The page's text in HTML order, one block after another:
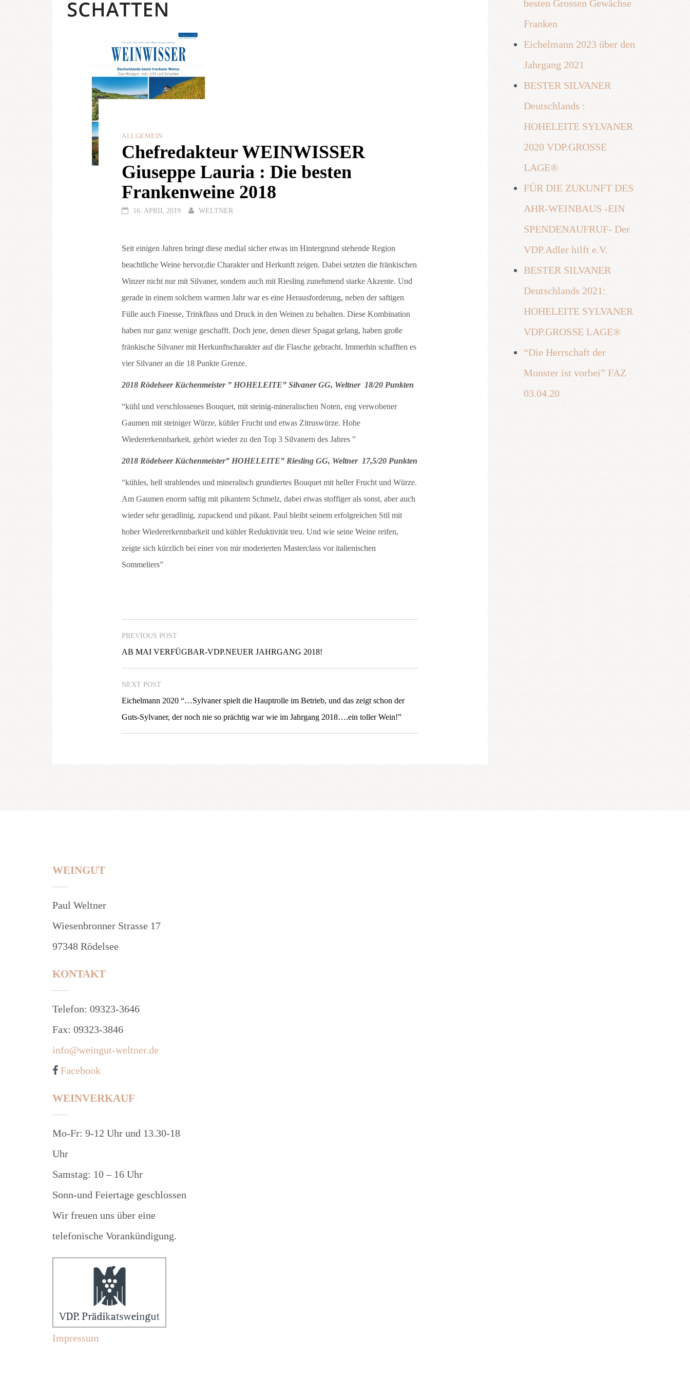
ALLGEMEIN
Chefredakteur WEINWISSER
Giuseppe Lauria : Die besten
Frankenweine 2018
16. APRIL 2019 WELTNER
Seit einigen Jahren bringt diese medial sicher etwas im Hintergrund stehende Region
beachtliche Weine hervor,die Charakter und Herkunft zeigen. Dabei setzten die fränkischen
Winzer nicht nur mit Silvaner, sondern auch mit Riesling zunehmend starke Akzente. Und
gerade in einem solchem warmen Jahr war es eine Herausforderung, neben der saftigen
Fülle auch Finesse, Trinkfluss und Druck in den Weinen zu behalten. Diese Kombination
haben nur ganz wenige geschafft. Doch jene, denen dieser Spagat gelang, haben große
fränkische Silvaner mit Herkunftscharakter auf die Flasche gebracht. Immerhin schafften es
vier Silvaner an die 18 Punkte Grenze.
2018 Rödelseer Küchenmeister ” HOHELEITE” Silvaner GG, Weltner 18/20 Punkten
“kühl und verschlossenes Bouquet, mit steinig-mineralischen Noten, eng verwobener
Gaumen mit steiniger Würze, kühler Frucht und etwas Zitruswürze. Hohe
Wiedererkennbarkeit, gehört wieder zu den Top 3 Silvanern des Jahres ”
2018 Rödelseer Küchenmeister” HOHELEITE” Riesling GG, Weltner 17,5/20 Punkten
“kühles, hell strahlendes und mineralisch grundiertes Bouquet mit heller Frucht und Würze.
Am Gaumen enorm saftig mit pikantem Schmelz, dabei etwas stoffiger als sonst, aber auch
wieder sehr geradlinig, zupackend und pikant. Paul bleibt seinem erfolgreichen Stil mit
hoher Wiedererkennbarkeit und kühler Reduktivität treu. Und wie seine Weine reifen,
zeigte sich kürzlich bei einer von mir moderierten Masterclass vor italienischen
Sommeliers”
PREVIOUS POST
AB MAI VERFÜGBAR-VDP.NEUER JAHRGANG 2018!
NEXT POST
Eichelmann 2020 “…Sylvaner spielt die Hauptrolle im Betrieb, und das zeigt schon der
Guts-Sylvaner, der noch nie so prächtig war wie im Jahrgang 2018….ein toller Wein!”
besten Grossen Gewächse
Franken
Eichelmann 2023 über den
Jahrgang 2021
BESTER SILVANER
Deutschlands :
HOHELEITE SYLVANER
2020 VDP.GROSSE
LAGE®
FÜR DIE ZUKUNFT DES
AHR-WEINBAUS -EIN
SPENDENAUFRUF- Der
VDP.Adler hilft e.V.
BESTER SILVANER
Deutschlands 2021:
HOHELEITE SYLVANER
VDP.GROSSE LAGE®
“Die Herrschaft der
Monster ist vorbei” FAZ
03.04.20
WEINGUT
Paul Weltner
Wiesenbronner Strasse 17
97348 Rödelsee
KONTAKT
Telefon: 09323-3646
Fax: 09323-3846
info@weingut-weltner.de
Facebook
WEINVERKAUF
Mo-Fr: 9-12 Uhr und 13.30-18
Uhr
Samstag: 10 – 16 Uhr
Sonn-und Feiertage geschlossen
Wir freuen uns über eine
telefonische Vorankündigung.
Impressum